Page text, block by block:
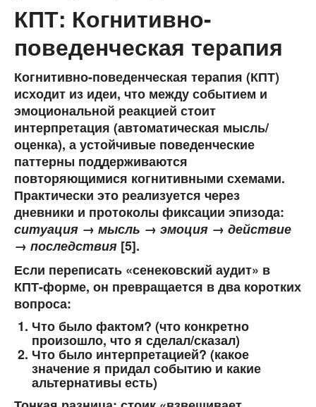
КПТ: Когнитивно-
поведенческая терапия
Когнитивно-поведенческая терапия (КПТ)
исходит из идеи, что между событием и
эмоциональной реакцией стоит
интерпретация (автоматическая мысль/
оценка), а устойчивые поведенческие
паттерны поддерживаются
повторяющимися когнитивными схемами.
Практически это реализуется через
дневники и протоколы фиксации эпизода:
ситуация → мысль → эмоция → действие
→ последствия [5].
Если переписать «сенековский аудит» в
КПТ-форме, он превращается в два коротких
вопроса:
Что было фактом? (что конкретно
произошло, что я сделал/сказал)
Что было интерпретацией? (какое
значение я придал событию и какие
альтернативы есть)